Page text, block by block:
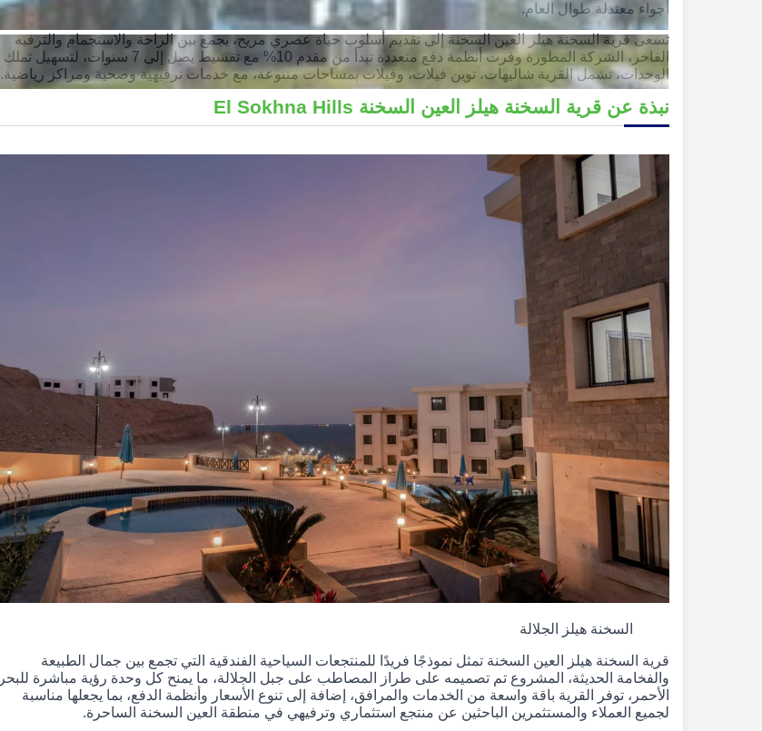
أجواء معتدلة طوال العام.
تسعى قرية السخنة هيلز العين السخنة إلى تقديم أسلوب حياة عصري مريح، يجمع بين الراحة والاستجمام والترفيه
الفاخر، الشركة المطورة وفرت أنظمة دفع متعددة تبدأ من مقدم 10% مع تقسيط يصل إلى 7 سنوات، لتسهيل تملك
الوحدات، تشمل القرية شاليهات، توين فيلات، وفيلات بمساحات متنوعة، مع خدمات ترفيهية وصحية ومراكز رياضية.
نبذة عن قرية السخنة هيلز العين السخنة El Sokhna Hills
السخنة هيلز الجلالة
قرية السخنة هيلز العين السخنة تمثل نموذجًا فريدًا للمنتجعات السياحية الفندقية التي تجمع بين جمال الطبيعة
والفخامة الحديثة، المشروع تم تصميمه على طراز المصاطب على جبل الجلالة، ما يمنح كل وحدة رؤية مباشرة للبحر
الأحمر، توفر القرية باقة واسعة من الخدمات والمرافق، إضافة إلى تنوع الأسعار وأنظمة الدفع، بما يجعلها مناسبة
لجميع العملاء والمستثمرين الباحثين عن منتجع استثماري وترفيهي في منطقة العين السخنة الساحرة.